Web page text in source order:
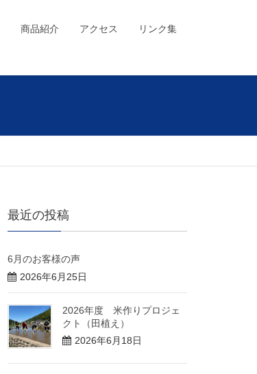
商品紹介 アクセス リンク集
最近の投稿
6月のお客様の声
2026年6月25日
2026年度 米作りプロジェ
クト（田植え）
2026年6月18日